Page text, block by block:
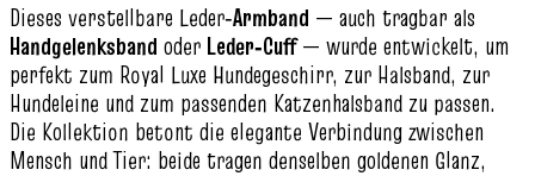
Dieses verstellbare Leder‑Armband — auch tragbar als
Handgelenksband oder Leder‑Cuff— wurde entwickelt, um
perfekt zum Royal Luxe Hundegeschirr, zur Halsband, zur
Hundeleine und zum passenden Katzenhalsband zu passen.
Die Kollektion betont die elegante Verbindung zwischen
Mensch und Tier: beide tragen denselben goldenen Glanz,